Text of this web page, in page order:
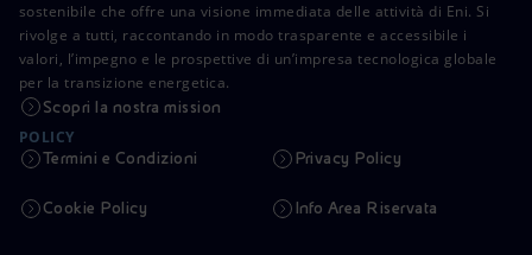
sostenibile che offre una visione immediata delle attività di Eni. Si
rivolge a tutti, raccontando in modo trasparente e accessibile i
valori, l’impegno e le prospettive di un’impresa tecnologica globale
per la transizione energetica.
Scopri la nostra mission
POLICY
Termini e Condizioni Privacy Policy
Cookie Policy Info Area Riservata